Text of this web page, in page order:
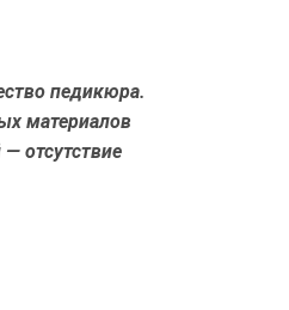
педикюра.
материалов
отсутствие